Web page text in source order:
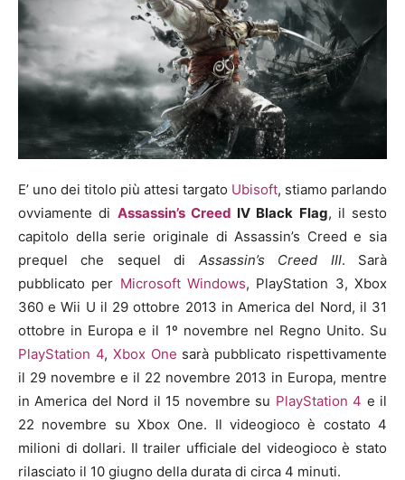
E’ uno dei titolo più attesi targato Ubisoft, stiamo parlando
ovviamente di Assassin’s Creed IV Black Flag, il sesto
capitolo della serie originale di Assassin’s Creed e sia
prequel che sequel di Assassin’s Creed III. Sarà
pubblicato per Microsoft Windows, PlayStation 3, Xbox
360 e Wii U il 29 ottobre 2013 in America del Nord, il 31
ottobre in Europa e il 1º novembre nel Regno Unito. Su
PlayStation 4, Xbox One sarà pubblicato rispettivamente
il 29 novembre e il 22 novembre 2013 in Europa, mentre
in America del Nord il 15 novembre su PlayStation 4 e il
22 novembre su Xbox One. Il videogioco è costato 4
milioni di dollari. Il trailer ufficiale del videogioco è stato
rilasciato il 10 giugno della durata di circa 4 minuti.